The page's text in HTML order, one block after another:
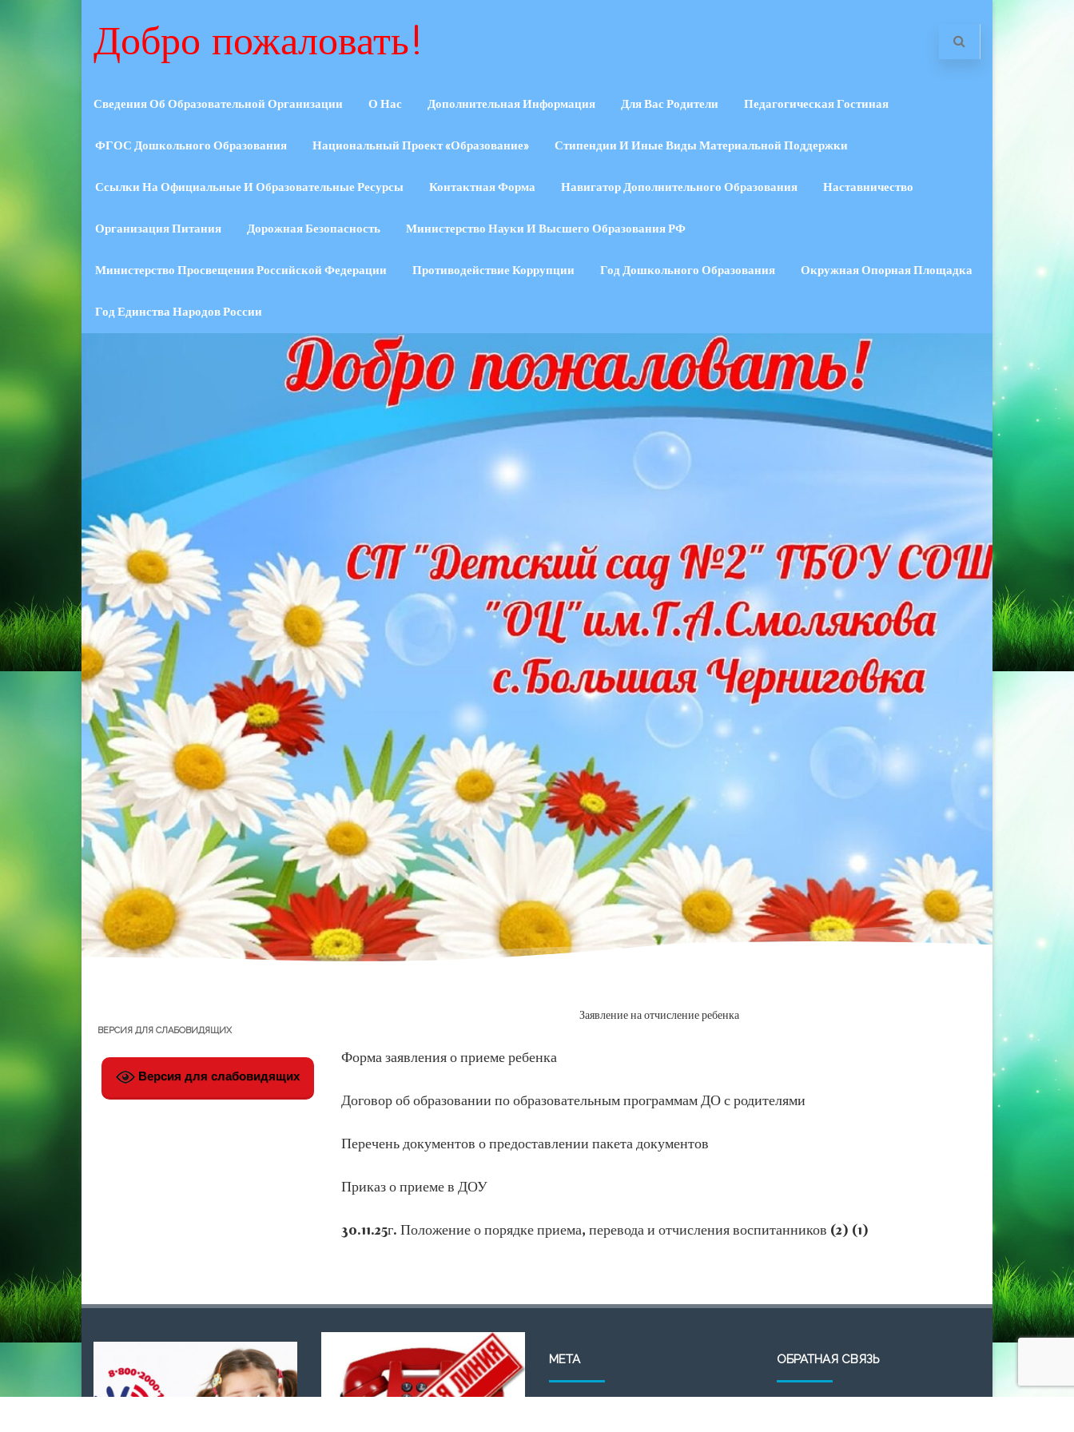
Добро пожаловать!
Сведения Об Образовательной Организации О Нас Дополнительная Информация Для Вас Родители Педагогическая Гостиная
ФГОС Дошкольного Образования Национальный Проект «Образование» Стипендии И Иные Виды Материальной Поддержки
Ссылки На Официальные И Образовательные Ресурсы Контактная Форма Навигатор Дополнительного Образования Наставничество
Организация Питания Дорожная Безопасность Министерство Науки И Высшего Образования РФ
Министерство Просвещения Российской Федерации Противодействие Коррупции Год Дошкольного Образования Окружная Опорная Площадка
Год Единства Народов России
Заявление на отчисление ребенка
Форма заявления о приеме ребенка
Договор об образовании по образовательным программам ДО с родителями
Перечень документов о предоставлении пакета документов
Приказ о приеме в ДОУ
30.11.25г. Положение о порядке приема, перевода и отчисления воспитанников (2) (1)
ВЕРСИЯ ДЛЯ СЛАБОВИДЯЩИХ
Версия для слабовидящих
МЕТА ОБРАТНАЯ СВЯЗЬ